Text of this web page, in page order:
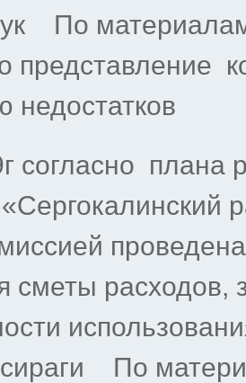
По
представление
недостатков
согласно плана
сметы расходов,
По